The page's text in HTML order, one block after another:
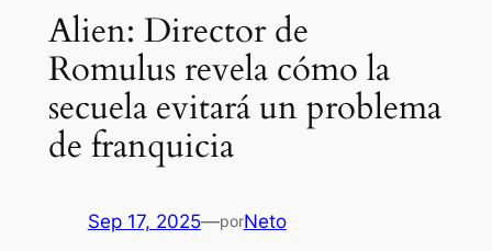
Alien: Director de
Romulus revela cómo la
secuela evitará un problema
de franquicia
Sep 17, 2025—porNeto